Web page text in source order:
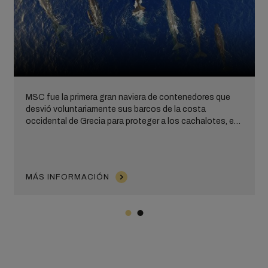
MSC fue la primera gran naviera de contenedores que
desvió voluntariamente sus barcos de la costa
occidental de Grecia para proteger a los cachalotes, en
MÁS INFORMACIÓN